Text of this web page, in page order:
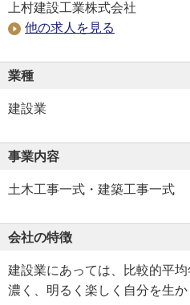
上村建設工業株式会社
他の求人を見る
業種
建設業
事業内容
土木工事一式・建築工事一式
会社の特徴
建設業にあっては、比較的平
濃く、明るく楽しく自分を生か